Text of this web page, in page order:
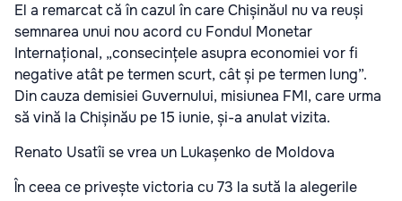
El a remarcat că în cazul în care Chișinăul nu va reuși
semnarea unui nou acord cu Fondul Monetar
Internațional, „consecințele asupra economiei vor fi
negative atât pe termen scurt, cât și pe termen lung”.
Din cauza demisiei Guvernului, misiunea FMI, care urma
să vină la Chișinău pe 15 iunie, și-a anulat vizita.
Renato Usatîi se vrea un Lukașenko de Moldova
În ceea ce privește victoria cu 73 la sută la alegerile